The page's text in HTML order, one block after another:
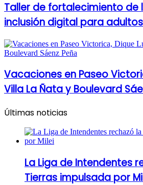
Taller de fortalecimiento de
inclusión digital para
Vacaciones en Paseo
Villa La Ñata y Boulevard
Últimas noticias
La Liga de Intendentes
Tierras impulsada por